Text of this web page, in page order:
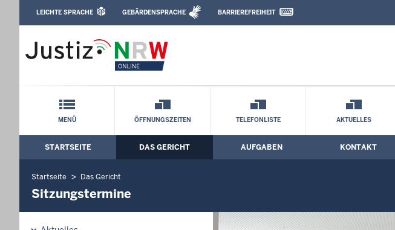
Amtsgericht Langenfeld: Sitzungstermine
Leichte Sprache, Gebärdensprachenvideo und Kontaktformular
LEICHTE SPRACHE GEBÄRDENSPRACHE BARRIEREFREIHEIT
Schnellnavigation mit Volltext-Suche
MENÜ ÖFFNUNGSZEITEN TELEFONLISTE AKTUELLES
Hauptmenü: Hauptnavigation
STARTSEITE DAS GERICHT AUFGABEN KONTAKT
Startseite Das Gericht
Sitzungstermine